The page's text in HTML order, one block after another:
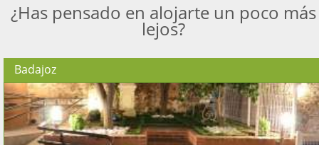
¿Has pensado en alojarte un poco más
lejos?
Badajoz